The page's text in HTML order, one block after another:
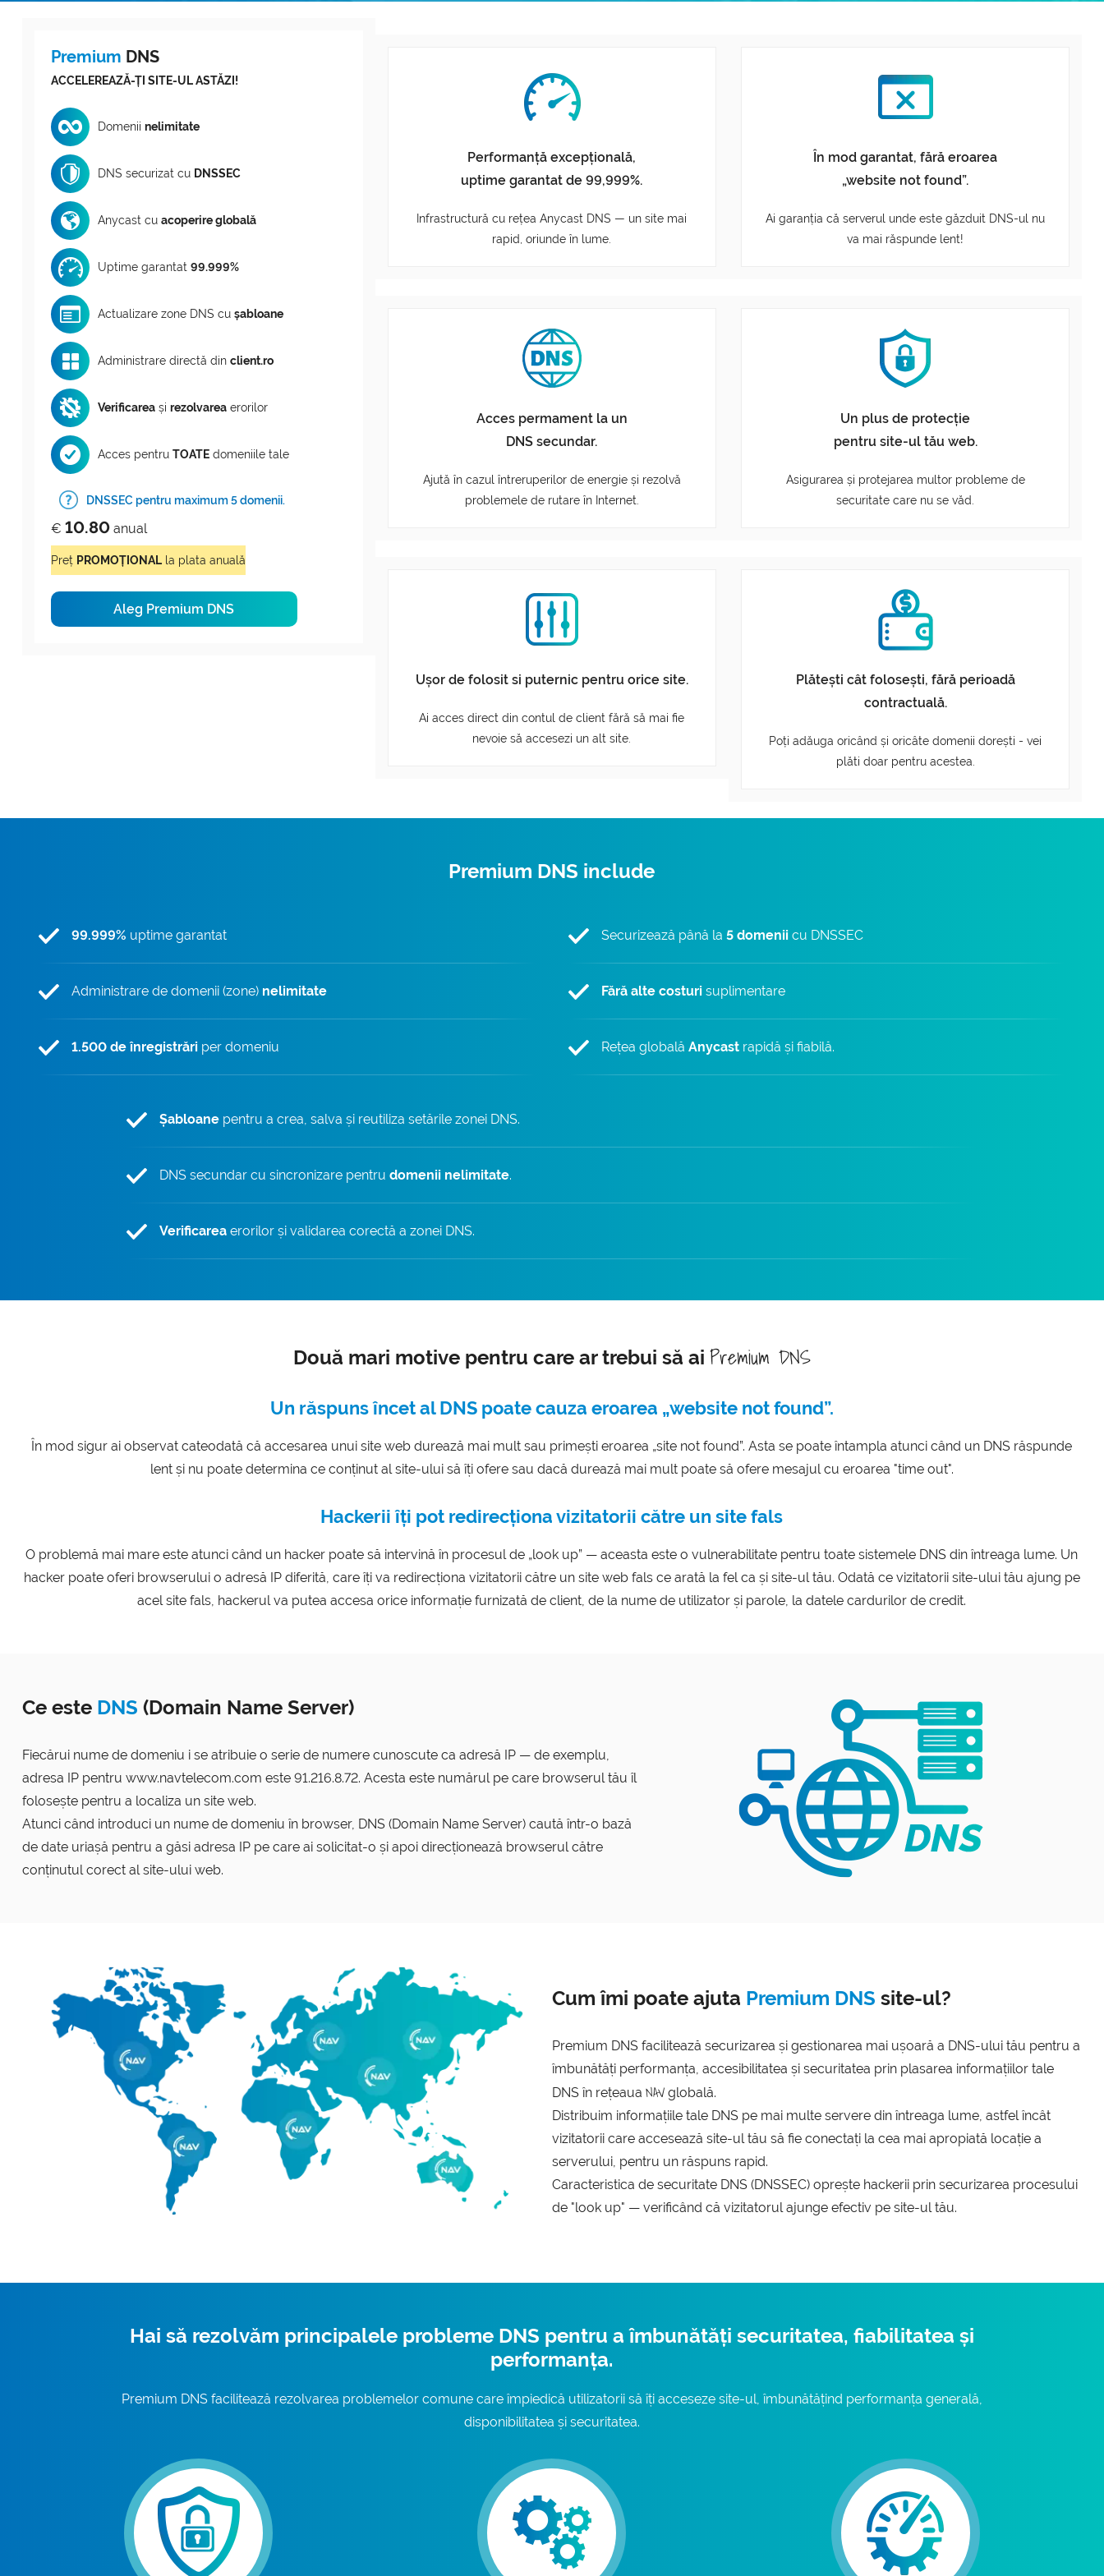
Domenii .net
Whois
Statistici Rețea
Premium DNS
ACCELEREAZĂ-ȚI SITE-UL ASTĂZI!
Domenii nelimitate
DNS securizat cu DNSSEC
Anycast cu acoperire globală
Uptime garantat 99.999%
Actualizare zone DNS cu șabloane
Administrare directă din client.ro
Verificareași rezolvareaerorilor
Acces pentru TOATEdomeniile tale
DNSSEC pentru maximum 5 domenii.
€ 10.80anual
Preț PROMOȚIONALla plata anuală
Aleg Premium DNS
Performanță excepțională,
uptime garantat de 99,999%.
Infrastructură cu rețea Anycast DNS — un site mai
rapid, oriunde în lume.
În mod garantat, fără eroarea
„website not found”.
Ai garanția că serverul unde este găzduit DNS-ul nu
va mai răspunde lent!
Acces permament la un
DNS secundar.
Ajută în cazul întreruperilor de energie și rezolvă
problemele de rutare în Internet.
Un plus de protecție
pentru site-ul tău web.
Asigurarea și protejarea multor probleme de
securitate care nu se văd.
Ușor de folosit si puternic pentru orice site.
Ai acces direct din contul de client fără să mai fie
nevoie să accesezi un alt site.
Plătești cât folosești, fără perioadă
contractuală.
Poți adăuga oricând și oricâte domenii dorești - vei
plăti doar pentru acestea.
Premium DNS include
99.999% uptime garantat
Administrare de domenii (zone) nelimitate
1.500 de înregistrăriper domeniu
Securizează până la 5 domeniicu DNSSEC
Fără alte costurisuplimentare
Rețea globală Anycastrapidă și fiabilă.
Șabloane pentru a crea, salva și reutiliza setările zonei DNS.
DNS secundar cu sincronizare pentrudomenii nelimitate.
Verificarea erorilor și validarea corectă a zonei DNS.
Două mari motive pentru care ar trebui să ai Premium DNS
Un răspuns încet al DNS poate cauza eroarea „website not found”.
În mod sigur ai observat cateodată că accesarea unui site web durează mai mult sau primești eroarea „site not found”. Asta se poate întampla atunci când un DNS răspunde
lent și nu poate determina ce conținut al site-ului să îți ofere sau dacă durează mai mult poate să ofere mesajul cu eroarea "time out".
Hackerii îți pot redirecționa vizitatorii către un site fals
O problemă mai mare este atunci când un hacker poate să intervină în procesul de „look up” — aceasta este o vulnerabilitate pentru toate sistemele DNS din întreaga lume. Un
hacker poate oferi browserului o adresă IP diferită, care îți va redirecționa vizitatorii către un site web fals ce arată la fel ca și site-ul tău. Odată ce vizitatorii site-ului tău ajung pe
acel site fals, hackerul va putea accesa orice informație furnizată de client, de la nume de utilizator și parole, la datele cardurilor de credit.
Ce este DNS (Domain Name Server)
Fiecărui nume de domeniu i se atribuie o serie de numere cunoscute ca adresă IP — de exemplu,
adresa IP pentru www.navtelecom.com este 91.216.8.72. Acesta este numărul pe care browserul tău îl
folosește pentru a localiza un site web.
Atunci când introduci un nume de domeniu în browser, DNS (Domain Name Server) caută într-o bază
de date uriașă pentru a găsi adresa IP pe care ai solicitat-o și apoi direcționează browserul către
conținutul corect al site-ului web.
Cum îmi poate ajuta Premium DNS site-ul?
Premium DNS facilitează securizarea și gestionarea mai ușoară a DNS-ului tău pentru a
îmbunătăți performanța, accesibilitatea și securitatea prin plasarea informațiilor tale
DNS în rețeaua NAVglobală.
Distribuim informațiile tale DNS pe mai multe servere din întreaga lume, astfel încât
vizitatorii care accesează site-ul tău să fie conectați la cea mai apropiată locație a
serverului, pentru un răspuns rapid.
Caracteristica de securitate DNS (DNSSEC) oprește hackerii prin securizarea procesului
de "look up" — verificând că vizitatorul ajunge efectiv pe site-ul tău.
Hai să rezolvăm principalele probleme DNS pentru a îmbunătăți securitatea, fiabilitatea și
performanța.
Premium DNS facilitează rezolvarea problemelor comune care împiedică utilizatorii să îți acceseze site-ul, îmbunătățind performanța generală,
disponibilitatea și securitatea.